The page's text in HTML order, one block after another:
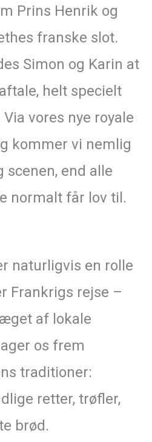
Prins Henrik og
franske slot.
Simon og Karin at
helt specielt
vores nye royale
kommer vi nemlig
scenen, end alle
normalt får lov til.
naturligvis en rolle
Frankrigs rejse –
af lokale
os frem
traditioner:
retter, trøfler,
brød.